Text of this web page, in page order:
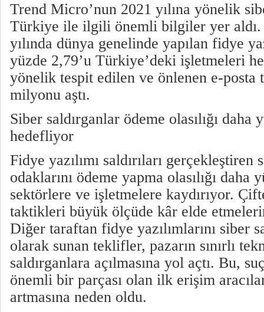
Trend Micro’nun 2021 yılına yönelik
Türkiye ile ilgili önemli bilgiler yer aldı.
yılında dünya genelinde yapılan fidye
yüzde 2,79’u Türkiye’deki işletmeleri
yönelik tespit edilen ve önlenen e-posta
milyonu aştı.
Siber saldırganlar ödeme olasılığı
hedefliyor
Fidye yazılımı saldırıları gerçekleştiren
odaklarını ödeme yapma olasılığı
sektörlere ve işletmelere kaydırıyor.
taktikleri büyük ölçüde kâr elde
Diğer taraftan fidye yazılımlarını siber
olarak sunan teklifler, pazarın sınırlı
saldırganlara açılmasına yol açtı. Bu,
önemli bir parçası olan ilk erişim
artmasına neden oldu.